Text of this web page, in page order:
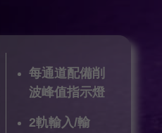
每通道配備削
波峰值指示燈
2軌輸入/輸